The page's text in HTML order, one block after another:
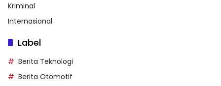
Kriminal
Internasional
Label
Berita Teknologi
Berita Otomotif